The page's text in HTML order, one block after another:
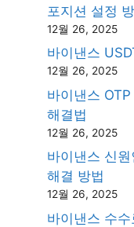
포지션 설정
12월 26, 2025
바이낸스
12월 26, 2025
바이낸스
해결법
12월 26, 2025
바이낸스 신
해결 방법
12월 26, 2025
바이낸스 수수